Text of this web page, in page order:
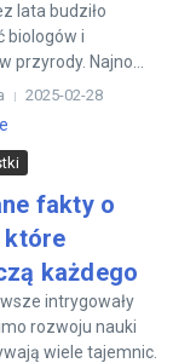
lata budziło
biologów i
przyrody. Najno...
2025-02-28
fakty o
które
każdego
intrygowały
rozwoju nauki
wiele tajemnic.